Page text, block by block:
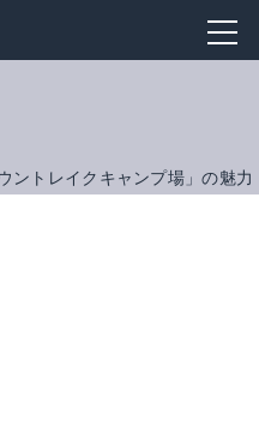
ントレイクキャンプ場」の魅力